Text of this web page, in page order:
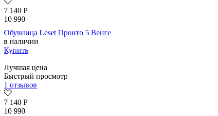
7 140 Р
10 990
Обувница Leset Пронто 5 Венге
в наличии
Купить
Лучшая цена
Быстрый просмотр
1 отзывов
7 140 Р
10 990